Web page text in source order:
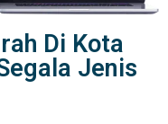
Di Kota
Jenis